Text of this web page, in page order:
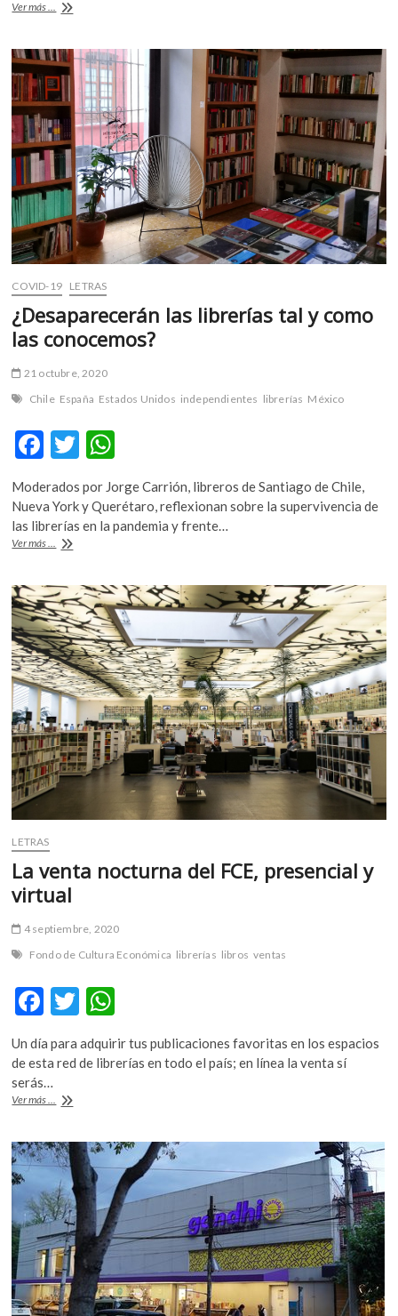
o
o
k
p
p
Ver más ... Dharma
que
dejó
el
2020
y
lo
que
traerá
el
2021
COVID-19 LETRAS
¿Desaparecerán las librerías tal y como
las conocemos?
21 octubre, 2020
Chile España Estados Unidos independientes librerías México
F
ac
e
b
o
o
k
T
itt
er
at
s
p
p
Moderados por Jorge Carrión, libreros de Santiago de Chile,
Nueva York y Querétaro, reflexionan sobre la supervivencia de
las librerías en la pandemia y frente…
Ver más ... ¿Desaparecerán
tal
y
como
las
conocemos?
LETRAS
La venta nocturna del FCE, presencial y
virtual
4 septiembre, 2020
Fondo de Cultura Económica librerías libros ventas
F
e
b
o
o
k
T
itt at
p
p
Un día para adquirir tus publicaciones favoritas en los espacios
de esta red de librerías en todo el país; en línea la venta sí
serás…
Ver más ...
La
del
FCE,
presencial
y
virtual